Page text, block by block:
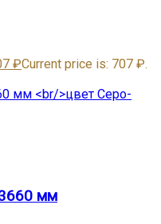
₽Current price is: 707 ₽.
3660 мм